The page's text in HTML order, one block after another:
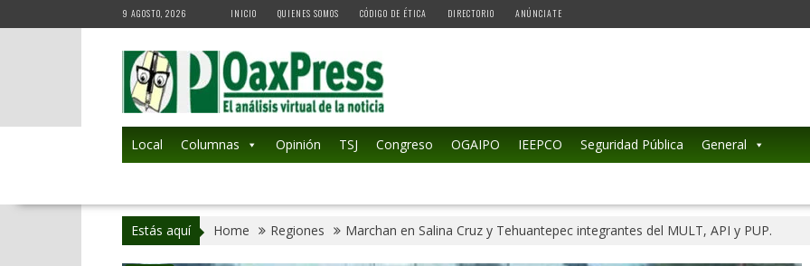
to
9 AGOSTO, 2026 INICIO QUIENES SOMOS CÓDIGO DE ÉTICA DIRECTORIO ANÚNCIATE
Local Columnas Opinión TSJ Congreso OGAIPO IEEPCO Seguridad Pública General
Estás aquí Home Regiones Marchan en Salina Cruz y Tehuantepec integrantes del MULT, API y PUP.